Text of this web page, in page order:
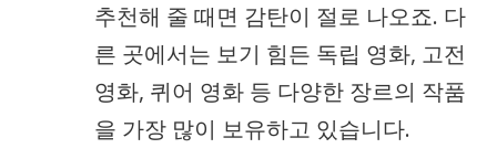
추천해 줄 때면 감탄이 절로 나오죠. 다
른 곳에서는 보기 힘든 독립 영화, 고전
영화, 퀴어 영화 등 다양한 장르의 작품
을 가장 많이 보유하고 있습니다.